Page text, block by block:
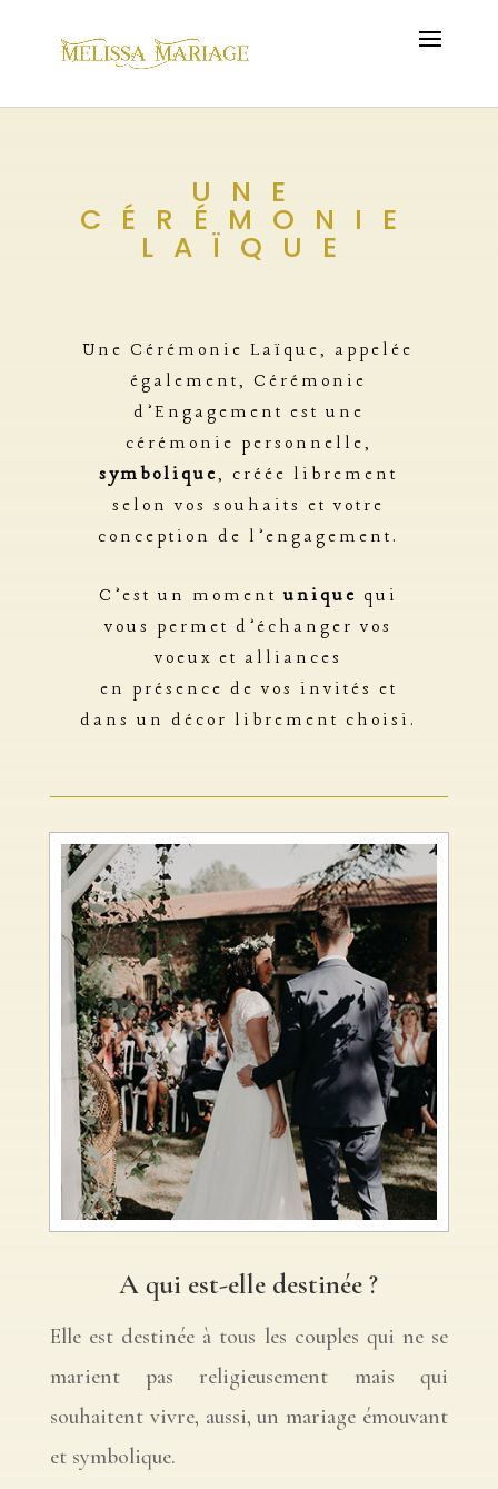
UNE
CÉRÉMONIE
LAÏQUE
Une Cérémonie Laïque, appelée
également, Cérémonie
d’Engagement est une
cérémonie personnelle,
symbolique,créée librement
selon vos souhaits et votre
conception de l’engagement.
C’est un momentunique qui
vous permet d’échanger vos
voeux et alliances
en présence de vos invités et
dans un décor librement choisi.
A qui est-elle destinée ?
Elle est destinée à tous les couples qui ne se
marient pas religieusement mais qui
souhaitent vivre, aussi, un mariage émouvant
et symbolique.